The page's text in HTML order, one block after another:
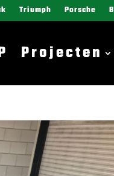
Triumph Porsche
Projecten